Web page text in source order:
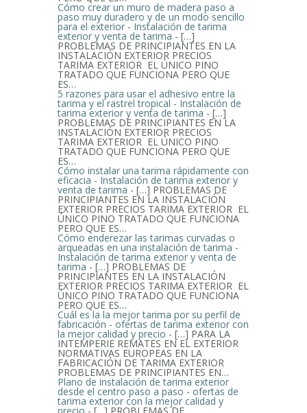
Cómo crear un muro de madera paso a
paso muy duradero y de un modo sencillo
para el exterior - Instalación de tarima
exterior y venta de tarima - […]
PROBLEMAS DE PRINCIPIANTES EN LA
INSTALACIÓN EXTERIOR PRECIOS
TARIMA EXTERIOR EL ÚNICO PINO
TRATADO QUE FUNCIONA PERO QUE
ES…
5 razones para usar el adhesivo entre la
tarima y el rastrel tropical - Instalación de
tarima exterior y venta de tarima - […]
PROBLEMAS DE PRINCIPIANTES EN LA
INSTALACIÓN EXTERIOR PRECIOS
TARIMA EXTERIOR EL ÚNICO PINO
TRATADO QUE FUNCIONA PERO QUE
ES…
Cómo instalar una tarima rápidamente con
eficacia - Instalación de tarima exterior y
venta de tarima - […] PROBLEMAS DE
PRINCIPIANTES EN LA INSTALACIÓN
EXTERIOR PRECIOS TARIMA EXTERIOR EL
ÚNICO PINO TRATADO QUE FUNCIONA
PERO QUE ES…
Cómo enderezar las tarimas curvadas o
arqueadas en una instalación de tarima -
Instalación de tarima exterior y venta de
tarima - […] PROBLEMAS DE
PRINCIPIANTES EN LA INSTALACIÓN
EXTERIOR PRECIOS TARIMA EXTERIOR EL
ÚNICO PINO TRATADO QUE FUNCIONA
PERO QUE ES…
Cuál es la la mejor tarima por su perfil de
fabricación - ofertas de tarima exterior con
la mejor calidad y precio - […] PARA LA
INTEMPERIE REMATES EN EL EXTERIOR
NORMATIVAS EUROPEAS EN LA
FABRICACIÓN DE TARIMA EXTERIOR
PROBLEMAS DE PRINCIPIANTES EN…
Plano de instalación de tarima exterior
desde el centro paso a paso - ofertas de
tarima exterior con la mejor calidad y
precio - […] PROBLEMAS DE